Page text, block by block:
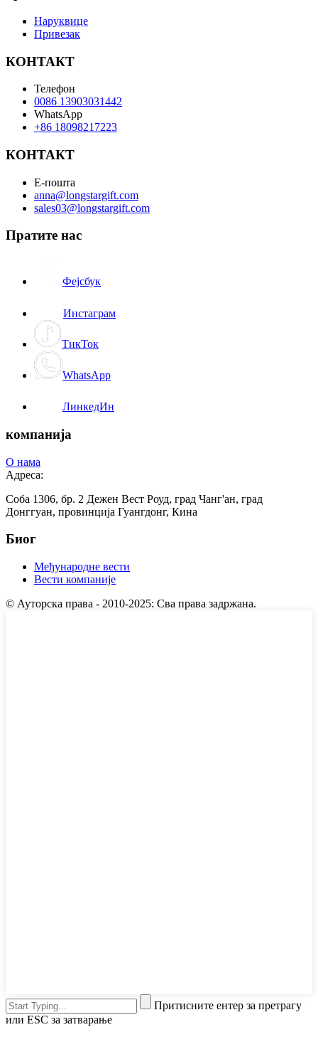
Наруквице
Привезак
КОНТАКТ
Телефон
0086 13903031442
WhatsApp
+86 18098217223
КОНТАКТ
Е-пошта
anna@longstargift.com
sales03@longstargift.com
Пратите нас
Фејсбук
Инстаграм
ТикТок
WhatsApp
ЛинкедИн
компанија
О нама
Адреса:
Соба 1306, бр. 2 Дежен Вест Роуд, град Чанг'ан, град
Донггуан, провинција Гуангдонг, Кина
Биог
Међународне вести
Вести компаније
© Ауторска права - 2010-2025: Сва права задржана.
Притисните ентер за претрагу
или ESC за затварање